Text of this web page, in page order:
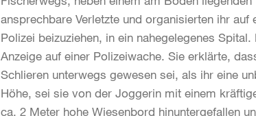
ansprechbare Verletzte und organisierten ihr
Polizei beizuziehen, in ein nahegelegenes
Anzeige auf einer Polizeiwache. Sie erklärte,
Schlieren unterwegs gewesen sei, als ihr eine
Höhe, sei sie von der Joggerin mit einem
ca. 2 Meter hohe Wiesenbord hinuntergefallen